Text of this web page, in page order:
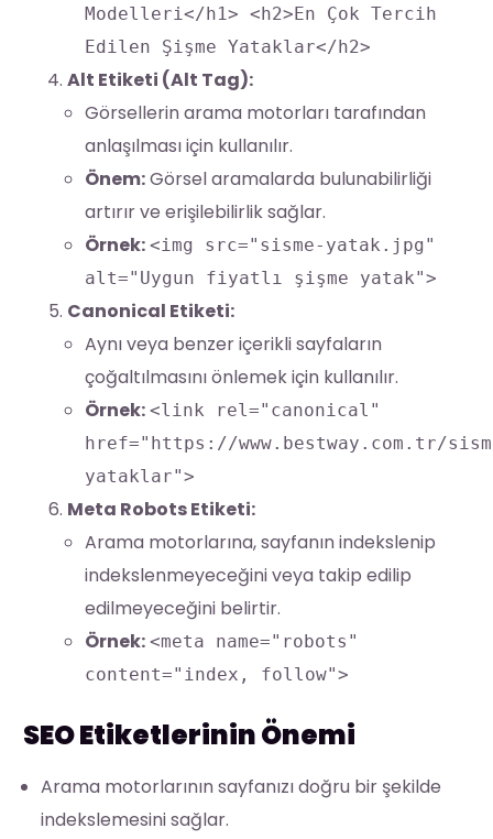
Modelleri</h1> <h2>En Çok Tercih
Edilen Şişme Yataklar</h2>
Alt Etiketi (Alt Tag):
Görsellerin arama motorları tarafından
anlaşılması için kullanılır.
Önem:Görsel aramalarda bulunabilirliği
artırır ve erişilebilirlik sağlar.
Örnek: <img src="sisme-yatak.jpg"
alt="Uygun fiyatlı şişme yatak">
Canonical Etiketi:
Aynı veya benzer içerikli sayfaların
çoğaltılmasını önlemek için kullanılır.
Örnek: <link rel="canonical"
href="https://www.bestway.com.tr/
yataklar">
Meta Robots Etiketi:
Arama motorlarına, sayfanın indekslenip
indekslenmeyeceğini veya takip edilip
edilmeyeceğini belirtir.
Örnek: <meta name="robots"
content="index, follow">
SEO Etiketlerinin Önemi
Arama motorlarının sayfanızı doğru bir şekilde
indekslemesini sağlar.